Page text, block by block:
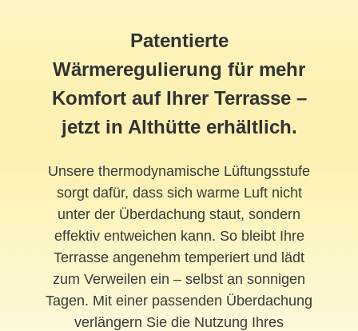
Patentierte
Wärmeregulierung für mehr
Komfort auf Ihrer Terrasse –
jetzt in Althütte erhältlich.
Unsere thermodynamische Lüftungsstufe
sorgt dafür, dass sich warme Luft nicht
unter der Überdachung staut, sondern
effektiv entweichen kann. So bleibt Ihre
Terrasse angenehm temperiert und lädt
zum Verweilen ein – selbst an sonnigen
Tagen. Mit einer passenden Überdachung
verlängern Sie die Nutzung Ihres